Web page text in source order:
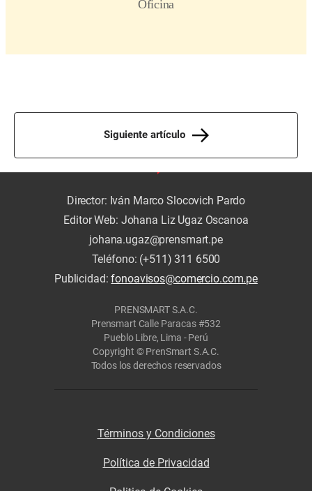
Siguiente artículo
Director: Iván Marco Slocovich Pardo
Editor Web: Johana Liz Ugaz Oscanoa
johana.ugaz@prensmart.pe
Teléfono: (+511) 311 6500
Publicidad:fonoavisos@comercio.com.pe
PRENSMART S.A.C.
Prensmart Calle Paracas #532
Pueblo Libre, Lima - Perú
Copyright © PrenSmart S.A.C.
Todos los derechos reservados
Términos y Condiciones
Política de Privacidad